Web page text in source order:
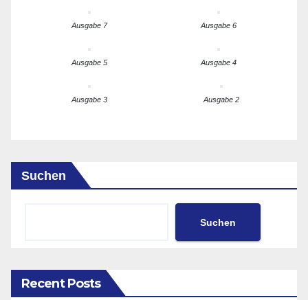
Ausgabe 7 Ausgabe 6
Ausgabe 5 Ausgabe 4
Ausgabe 3 Ausgabe 2
Suchen
Suchen
Recent Posts